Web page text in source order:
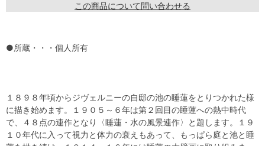
この商品について問い合わせる
●所蔵・・・個人所有
１８９８年頃からジヴェルニーの自邸の池の睡蓮をとりつかれた様
に描き始めます。１９０５～６年は第２回目の睡蓮への熱中時代
で、４８点の連作となり〈睡蓮・水の風景連作〉と題します。１９
１０年代に入って視力と体力の衰えもあって、もっぱら庭と池と睡